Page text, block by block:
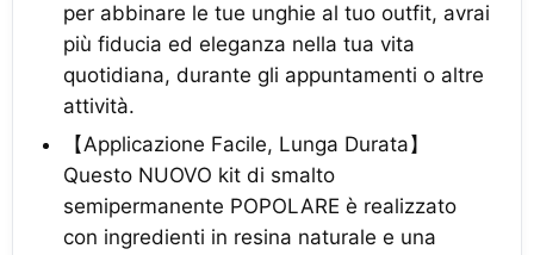
per abbinare le tue unghie al tuo outfit, avrai
più fiducia ed eleganza nella tua vita
quotidiana, durante gli appuntamenti o altre
attività.
【Applicazione Facile, Lunga Durata】
Questo NUOVO kit di smalto
semipermanente POPOLARE è realizzato
con ingredienti in resina naturale e una